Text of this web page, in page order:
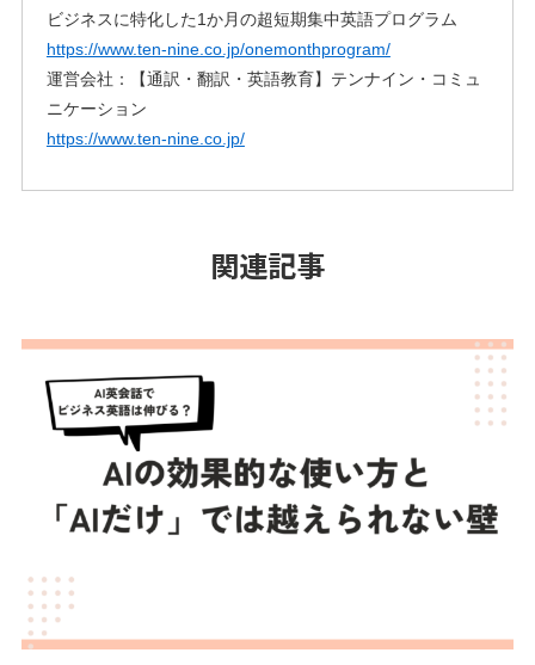
ビジネスに特化した1か月の超短期集中英語プログラム
https://www.ten-nine.co.jp/onemonthprogram/
運営会社：【通訳・翻訳・英語教育】テンナイン・コミュ
ニケーション
https://www.ten-nine.co.jp/
関連記事